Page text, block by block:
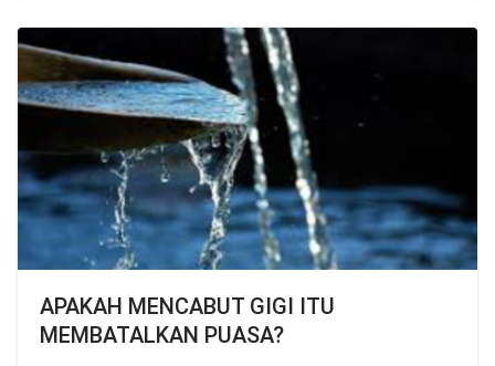
APAKAH MENCABUT GIGI ITU
MEMBATALKAN PUASA?